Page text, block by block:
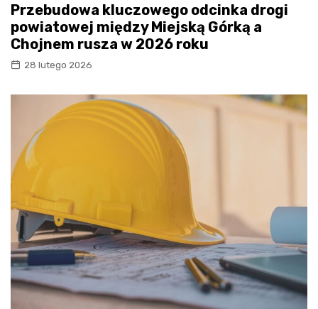
Przebudowa kluczowego odcinka drogi
powiatowej między Miejską Górką a
Chojnem rusza w 2026 roku
28 lutego 2026